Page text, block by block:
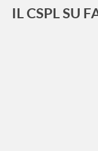
IL CSPL SU